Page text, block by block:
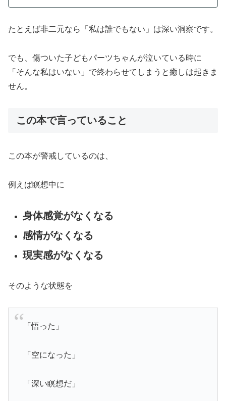
たとえば非二元なら「私は誰でもない」は深い洞察です。
でも、傷ついた子どもパーツちゃんが泣いている時に
「そんな私はいない」で終わらせてしまうと癒しは起きま
せん。
この本で言っていること
この本が警戒しているのは、
例えば瞑想中に
身体感覚がなくなる
感情がなくなる
現実感がなくなる
そのような状態を
「悟った」
「空になった」
「深い瞑想だ」